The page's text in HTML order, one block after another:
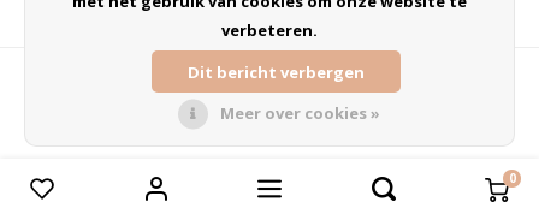
0
© Copyright 2026 Oh So HIP | Sieraden webshop - Powered by
Vergelijk producten 0
verbeteren.
Dit bericht verbergen
Meer over cookies »